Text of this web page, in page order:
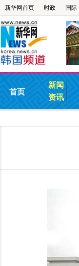
新华网首页 时政 国际
首页
新闻
资讯